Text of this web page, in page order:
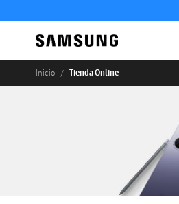
Inicio Tienda Online